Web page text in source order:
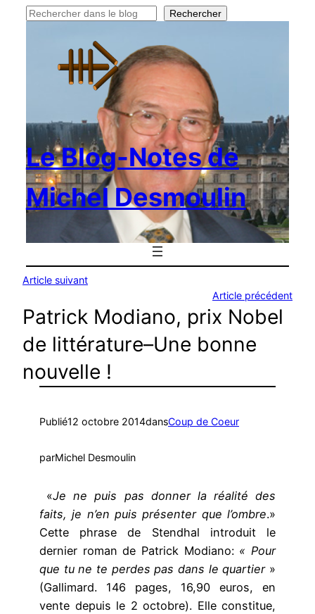
Rechercher Rechercher
Le Blog-Notes de
Michel Desmoulin
Article suivant
Article précédent
Patrick Modiano, prix Nobel
de littérature–Une bonne
nouvelle !
Publié12 octobre 2014dansCoup de Coeur
parMichel Desmoulin
«Je ne puis pas donner la réalité des
faits, je n’en puis présenter que l’ombre.»
Cette phrase de Stendhal introduit le
dernier roman de Patrick Modiano: « Pour
que tu ne te perdes pas dans le quartier»
(Gallimard. 146 pages, 16,90 euros, en
vente depuis le 2 octobre). Elle constitue,